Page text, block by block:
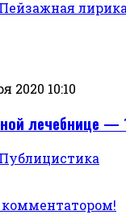
Пейзажная лирика
2020 10:10
лечебнице —
Публицистика